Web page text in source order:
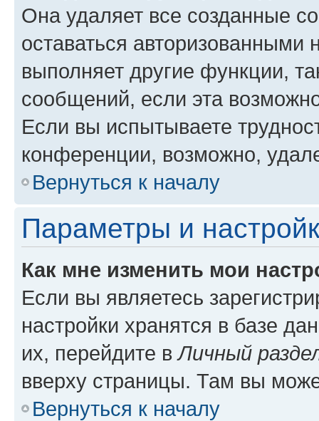
Она удаляет все созданные
оставаться авторизованными
выполняет другие функции,
сообщений, если эта
Если вы испытываете
конференции, возможно,
Вернуться к началу
Параметры и
Как мне изменить мои
Если вы являетесь
настройки хранятся в базе
их, перейдите вЛичный
вверху страницы. Там вы
Вернуться к началу